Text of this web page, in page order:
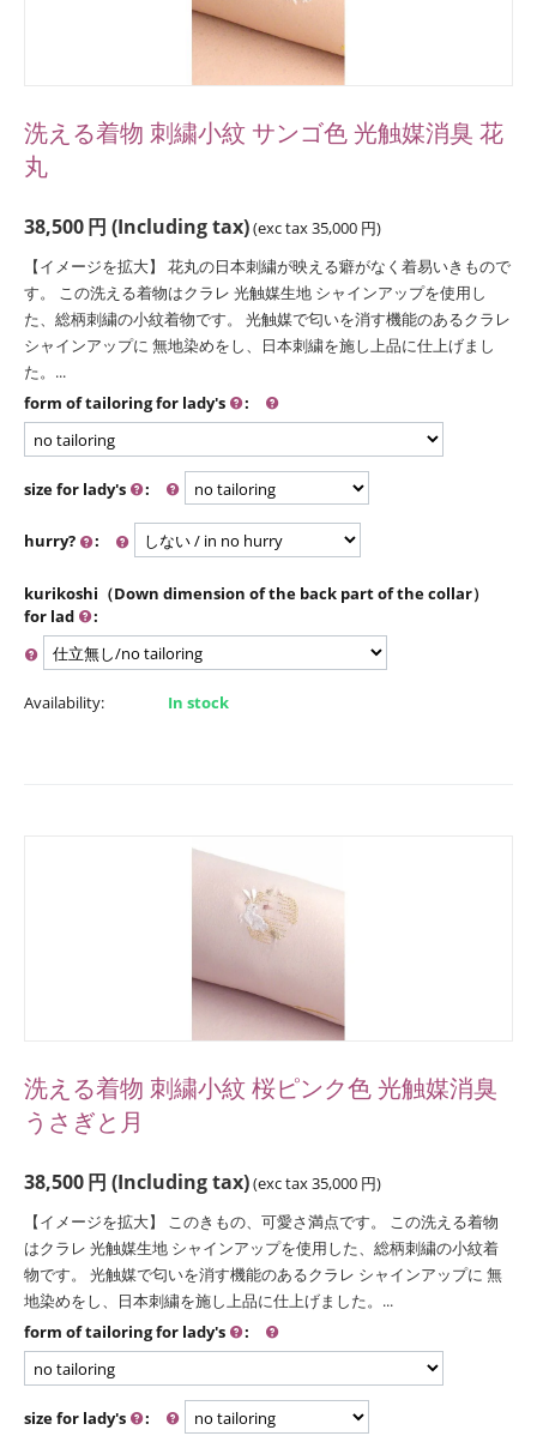
洗える着物 刺繍小紋 サンゴ色 光触媒消臭 花
丸
38,500円 (Including tax)(exc tax35,000 円)
【イメージを拡大】 花丸の日本刺繍が映える癖がなく着易いきもので
す。 この洗える着物はクラレ 光触媒生地 シャインアップを使用し
た、総柄刺繍の小紋着物です。 光触媒で匂いを消す機能のあるクラレ
シャインアップに 無地染めをし、日本刺繍を施し上品に仕上げまし
た。...
form of tailoring for lady's
:
size for lady's :
hurry? :
kurikoshi（Down dimension of the back part of the collar）
for lad
:
Availability: In stock
洗える着物 刺繍小紋 桜ピンク色 光触媒消臭
うさぎと月
38,500円 (Including tax)(exc tax35,000 円)
【イメージを拡大】 このきもの、可愛さ満点です。 この洗える着物
はクラレ 光触媒生地 シャインアップを使用した、総柄刺繍の小紋着
物です。 光触媒で匂いを消す機能のあるクラレ シャインアップに 無
地染めをし、日本刺繍を施し上品に仕上げました。...
form of tailoring for lady's
:
size for lady's :